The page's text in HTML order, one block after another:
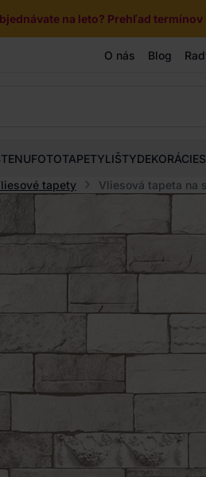
na leto? Prehľad
O nás Blog
FOTOTAPETYLIŠTYDEKORÁCIE
tapety Vliesová tapeta na